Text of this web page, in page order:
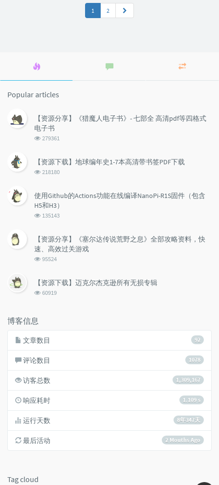
1 2
Popular articles
【资源分享】《猎魔人电子书》- 七部全 高清pdf等四格式
电子书
浏
数:
279361
【资源下载】地球编年史1-7本高清带书签PDF下载
浏
数:
218180
使用Github的Actions功能在线编译NanoPi-R1S固件（包含
H5和H3）
浏
数:
135143
【资源分享】《塞尔达传说荒野之息》全部攻略资料，快
速、高效过关游戏
浏
数:
95524
【资源下载】迈克尔杰克逊所有无损专辑
浏
60919
博客信息
92
文章数目
1078
评论数目
1,309,167
访客总数
1.109 s
响应耗时
8年347天
运行天数
2 Mouths Ago
最后活动
Tag cloud